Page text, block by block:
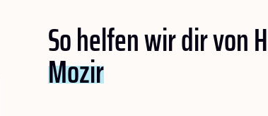
So helfen wir dir von
Mozir